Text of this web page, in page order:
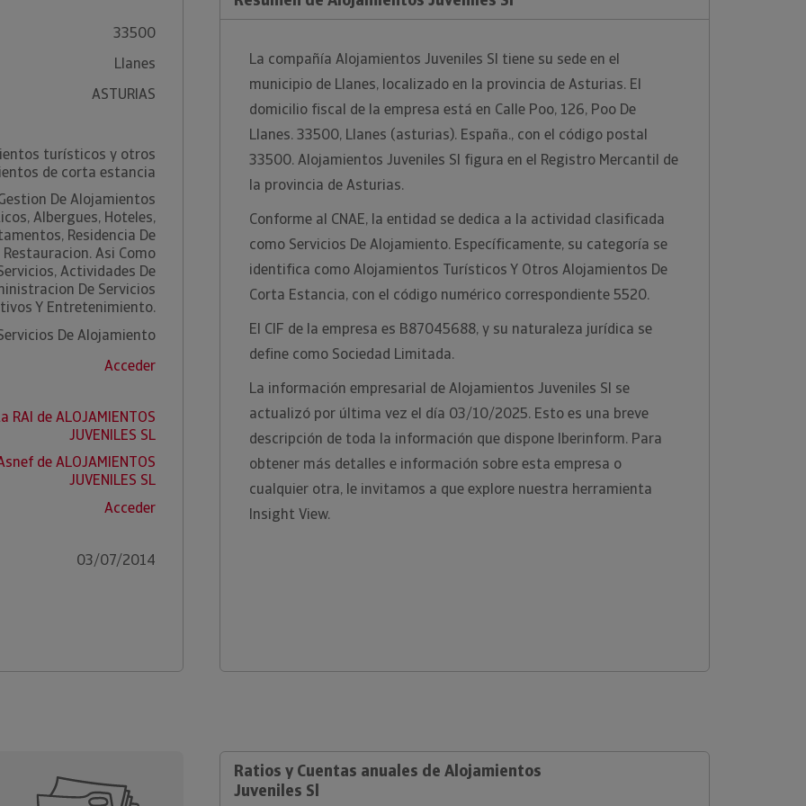
33500
Llanes
ASTURIAS
turísticos y otros
de corta estancia
De Alojamientos
Albergues, Hoteles,
Residencia De
Asi Como
Actividades De
De Servicios
Y Entretenimiento.
De Alojamiento
Acceder
RAI de ALOJAMIENTOS
JUVENILES SL
de ALOJAMIENTOS
JUVENILES SL
Acceder
03/07/2014
La compañía Alojamientos Juveniles Sl tiene su sede en el
municipio de Llanes, localizado en la provincia de Asturias. El
domicilio fiscal de la empresa está en Calle Poo, 126, Poo De
Llanes. 33500, Llanes (asturias). España., con el código postal
33500. Alojamientos Juveniles Sl figura en el Registro Mercantil de
la provincia de Asturias.
Conforme al CNAE, la entidad se dedica a la actividad clasificada
como Servicios De Alojamiento. Específicamente, su categoría se
identifica como Alojamientos Turísticos Y Otros Alojamientos De
Corta Estancia, con el código numérico correspondiente 5520.
El CIF de la empresa es B87045688, y su naturaleza jurídica se
define como Sociedad Limitada.
La información empresarial de Alojamientos Juveniles Sl se
actualizó por última vez el día 03/10/2025. Esto es una breve
descripción de toda la información que dispone Iberinform. Para
obtener más detalles e información sobre esta empresa o
cualquier otra, le invitamos a que explore nuestra herramienta
Insight View.
Ratios y Cuentas anuales de Alojamientos
Juveniles Sl